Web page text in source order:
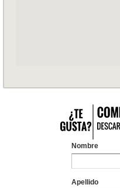
Nombre
Apellido